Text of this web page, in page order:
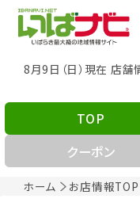
8月9日（日）現在 店
ホーム お店情報TOP
TOP
クーポン